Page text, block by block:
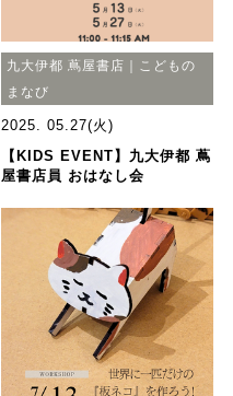
九大伊都 蔦屋書店｜こどもの
まなび
2025. 05.27(火)
【KIDS EVENT】九大伊都 蔦
屋書店員 おはなし会